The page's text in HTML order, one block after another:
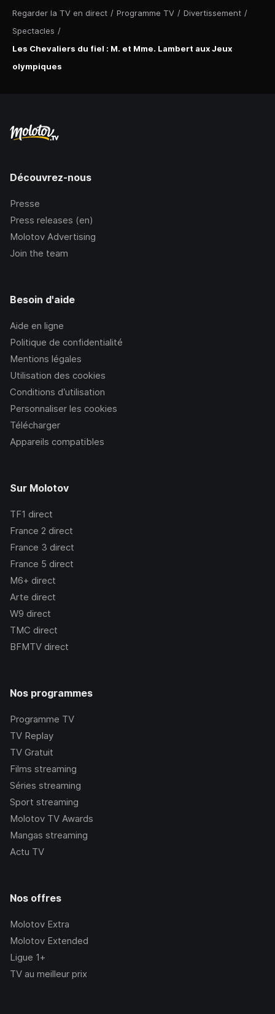
Regarder la TV en direct / Programme TV / Divertissement /
Spectacles /
Les Chevaliers du fiel : M. et Mme. Lambert aux Jeux
olympiques
Découvrez-nous
Presse
Press releases (en)
Molotov Advertising
Join the team
Besoin d'aide
Aide en ligne
Politique de confidentialité
Mentions légales
Utilisation des cookies
Conditions d’utilisation
Personnaliser les cookies
Télécharger
Appareils compatibles
Sur Molotov
TF1 direct
France 2 direct
France 3 direct
France 5 direct
M6+ direct
Arte direct
W9 direct
TMC direct
BFMTV direct
Nos programmes
Programme TV
TV Replay
TV Gratuit
Films streaming
Séries streaming
Sport streaming
Molotov TV Awards
Mangas streaming
Actu TV
Nos offres
Molotov Extra
Molotov Extended
Ligue 1+
TV au meilleur prix